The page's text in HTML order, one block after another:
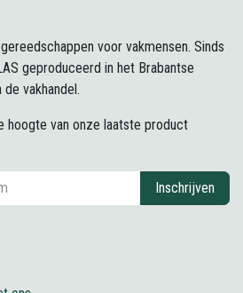
voor vakmensen. Sinds
geproduceerd in het Brabantse
vakhandel.
hoogte van onze laatste product
Inschrijven